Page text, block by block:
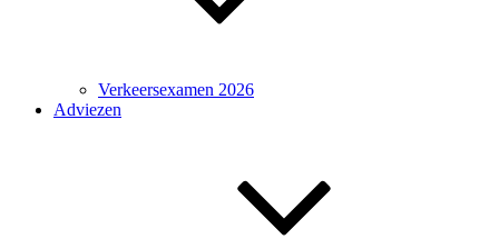
Verkeersexamen 2026
Adviezen